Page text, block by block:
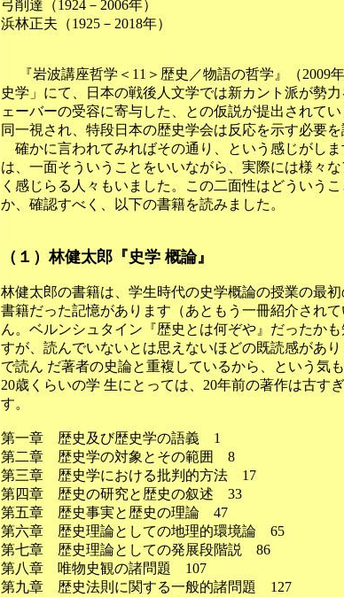
弓削達（1924－2006年）
浜林正夫（1925－2018年）
『岩波講座哲学＜11＞歴史／物語の哲学』（2009
史学」にて、日本の戦後人文学では新カント派が勢
ェーバーの受容に寄与した、との仮説が提出されて
同一視され、特段日本の歴史学会は反応を示す必要
確かに言われてみればその通り、という感じがし
は、一面そういうことをいいながら、実際には様々
く感じらる人々もいました。この二面性はどういう
か、確認すべく、以下の書籍を読みました。
（１）林健太郎『史学 概論』
林健太郎の書籍は、学生時代の史学概論の授業の最
書籍だった記憶があります（あともう一冊紹介され
ん。ベルンシュタイン『歴史とは何ぞや』だったか
すが、読んでいないとは思えないほどの既読感があ
で読ん だ著者の史論と重複しているから、という気
20歳くらいの学 生にとっては、20年前の著作は古す
す。
第一章 歴史及び歴史学の語義 1
第二章 歴史学の対象とその範囲 8
第三章 歴史学における批判的方法 17
第四章 歴史の研究と歴史の叙述 33
第五章 歴史事実と歴史の理論 47
第六章 歴史理論としての地理的環境論 65
第七章 歴史理論としての発展段階説 86
第八章 唯物史観の諸問題 107
第九章 歴史法則に関する一般的諸問題 127